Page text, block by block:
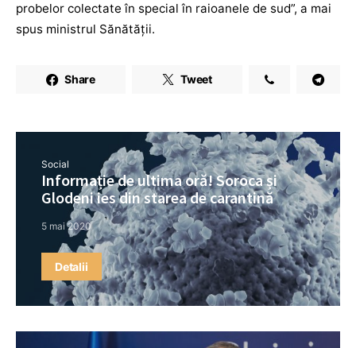
probelor colectate în special în raioanele de sud”, a mai
spus ministrul Sănătății.
Share Tweet
Social
Informație de ultima oră! Soroca și
Glodeni ies din starea de carantină
5 mai 2020
Detalii